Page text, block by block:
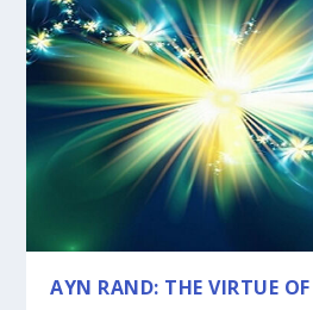
AYN RAND: THE VIRTUE OF